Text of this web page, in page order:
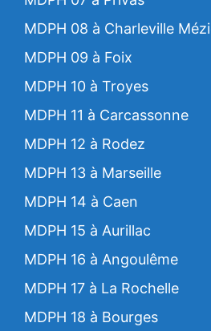
MDPH 08 à Charleville
MDPH 09 à Foix
MDPH 10 à Troyes
MDPH 11 à Carcassonne
MDPH 12 à Rodez
MDPH 13 à Marseille
MDPH 14 à Caen
MDPH 15 à Aurillac
MDPH 16 à Angoulême
MDPH 17 à La Rochelle
MDPH 18 à Bourges